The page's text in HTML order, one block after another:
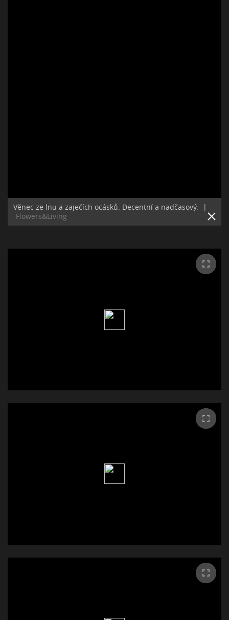
Věnec ze lnu a zaječích ocásků. Decentní a nadčasový.
|
Flowers&Living